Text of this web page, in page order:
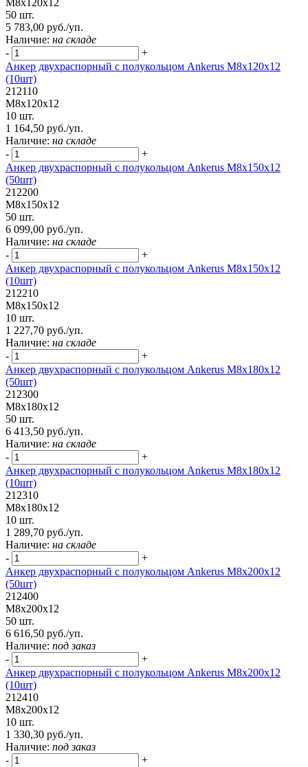
М8х120х12
50 шт.
5 783,00 руб./уп.
Наличие: на складе
-
+
Анкер двухраспорный с полукольцом Ankerus М8х120х12
(10шт)
212110
М8х120х12
10 шт.
1 164,50 руб./уп.
Наличие: на складе
-
+
Анкер двухраспорный с полукольцом Ankerus М8х150х12
(50шт)
212200
М8х150х12
50 шт.
6 099,00 руб./уп.
Наличие: на складе
-
+
Анкер двухраспорный с полукольцом Ankerus М8х150х12
(10шт)
212210
М8х150х12
10 шт.
1 227,70 руб./уп.
Наличие: на складе
-
+
Анкер двухраспорный с полукольцом Ankerus М8х180х12
(50шт)
212300
М8х180х12
50 шт.
6 413,50 руб./уп.
Наличие: на складе
-
+
Анкер двухраспорный с полукольцом Ankerus М8х180х12
(10шт)
212310
М8х180х12
10 шт.
1 289,70 руб./уп.
Наличие: на складе
-
+
Анкер двухраспорный с полукольцом Ankerus М8х200х12
(50шт)
212400
М8х200х12
50 шт.
6 616,50 руб./уп.
Наличие: под заказ
-
+
Анкер двухраспорный с полукольцом Ankerus М8х200х12
(10шт)
212410
М8х200х12
10 шт.
1 330,30 руб./уп.
Наличие: под заказ
-
+